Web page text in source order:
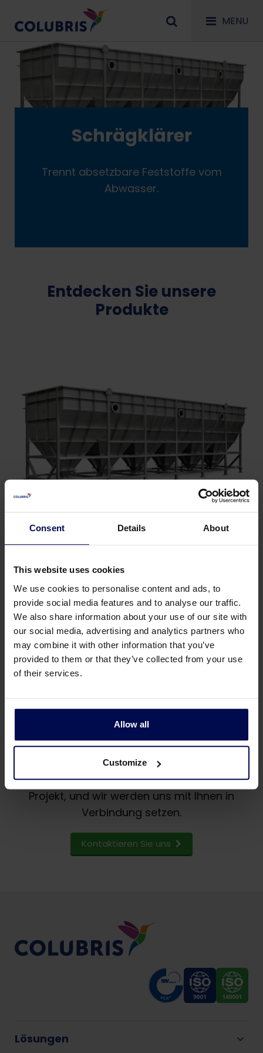
Consent Details About
This website uses cookies
We use cookies to personalise content and ads, to
provide social media features and to analyse our traffic.
We also share information about your use of our site with
our social media, advertising and analytics partners who
may combine it with other information that you’ve
provided to them or that they’ve collected from your use
of their services.
Allow all
Customize
MENU
Schrägklärer
Trennt absetzbare Feststoffe vom
Abwasser.
Entdecken Sie unsere
Produkte
SiltMaster – Lamellenpaket
effektive Trennung von absetzenden
Materialien wie Sand, Fasern, usw.
Möchten Sie mehr über
unsere Schrägklärer
erfahren?
Schicken Sie uns ein paar Worte über Ihr
Projekt, und wir werden uns mit Ihnen in
Verbindung setzen.
Kontaktieren Sie uns
Lösungen